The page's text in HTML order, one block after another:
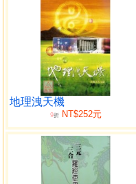
艮山坤向 重點說明
寅山申向 重點說明
甲山庚向 重點說明
卯山酉向 重點說明
乙山辛向 重點說明
辰山戌向 重點說明
巽山乾向 重點說明
巳山亥向 重點說明
丙山王向 重點說明
午山子向 重點說明
丁山癸向 重點說明
地理洩天機
9折NT$252元